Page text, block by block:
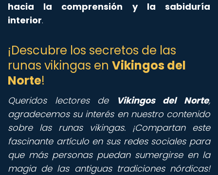
hacia la comprensión y la sabiduría
interior.
¡Descubre los secretos de las
runas vikingas en Vikingos del
Norte!
Queridos lectores de Vikingos del Norte,
agradecemos su interés en nuestro contenido
sobre las runas vikingas. ¡Compartan este
fascinante artículo en sus redes sociales para
que más personas puedan sumergirse en la
magia de las antiguas tradiciones nórdicas!